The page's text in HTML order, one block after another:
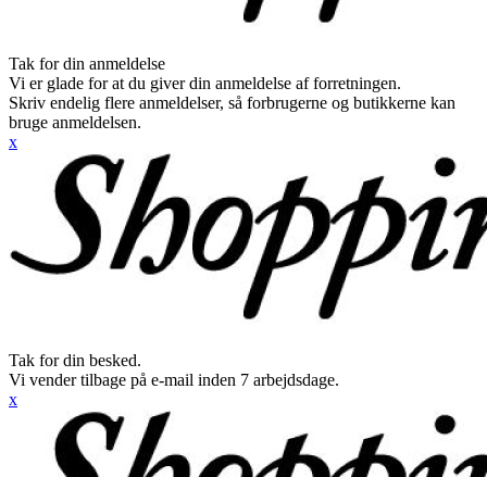
Tak for din anmeldelse
Vi er glade for at du giver din anmeldelse af forretningen.
Skriv endelig flere anmeldelser, så forbrugerne og butikkerne kan
bruge anmeldelsen.
x
Tak for din besked.
Vi vender tilbage på e-mail inden 7 arbejdsdage.
x